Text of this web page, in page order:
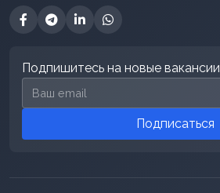
Подпишитесь на новые вакансии
Email для подписки
Подписаться